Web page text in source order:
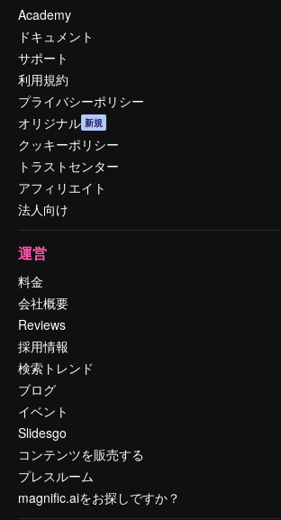
Academy
ドキュメント
サポート
利用規約
プライバシーポリシー
オリジナル 新規
クッキーポリシー
トラストセンター
アフィリエイト
法人向け
運営
料金
会社概要
Reviews
採用情報
検索トレンド
ブログ
イベント
Slidesgo
コンテンツを販売する
プレスルーム
magnific.aiをお探しですか？